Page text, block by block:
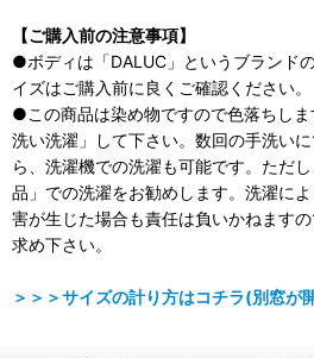
【ご購入前の注意事項】
●ボディは「DALUC」というブランド
イズはご購入前に良くご確認ください。
●この商品は染め物ですので色落ちし
洗い洗濯」して下さい。数回の手洗い
ら、洗濯機での洗濯も可能です。ただ
品」での洗濯をお勧めします。洗濯に
害が生じた場合も責任は負いかねます
求め下さい。
＞＞＞サイズの計り方はコチラ(別窓が